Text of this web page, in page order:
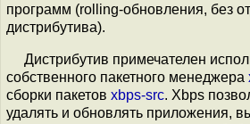
программ (rolling-обновления, без
дистрибутива).
Дистрибутив примечателен
собственного пакетного менеджера
сборки пакетов xbps-src. Xbps
удалять и обновлять приложения,